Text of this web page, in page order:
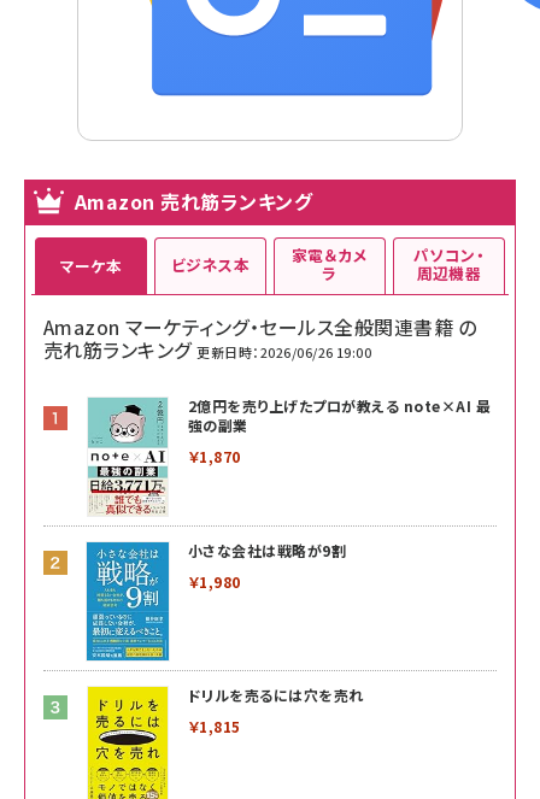
Amazon 売れ筋ランキング
マーケ本
Amazon マーケティング・セールス全般関連書籍 の
売れ筋ランキング 更新日時：2026/06/26 19:00
2億円を売り上げたプロが教える note×AI 最
強の副業
￥1,870
小さな会社は戦略が9割
￥1,980
ドリルを売るには穴を売れ
￥1,815
ビジネス本 家電＆カメ
ラ
パソコン・
周辺機器